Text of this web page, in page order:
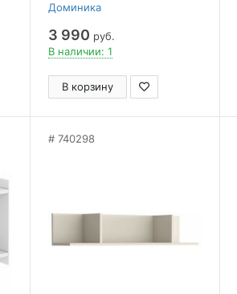
Доминика
3 990 руб.
В наличии: 1
В корзину
740298